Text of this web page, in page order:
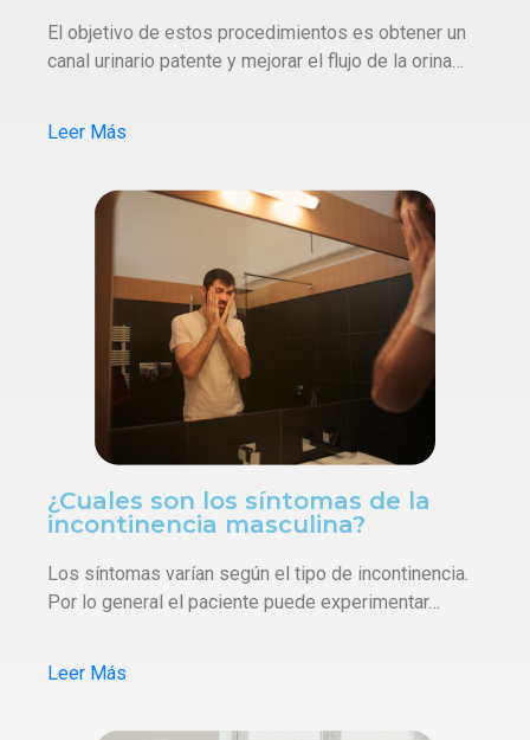
El objetivo de estos procedimientos es obtener un
canal urinario patente y mejorar el flujo de la orina…
Leer Más
¿Cuales son los síntomas de la
incontinencia masculina?
Los síntomas varían según el tipo de incontinencia.
Por lo general el paciente puede experimentar…
Leer Más